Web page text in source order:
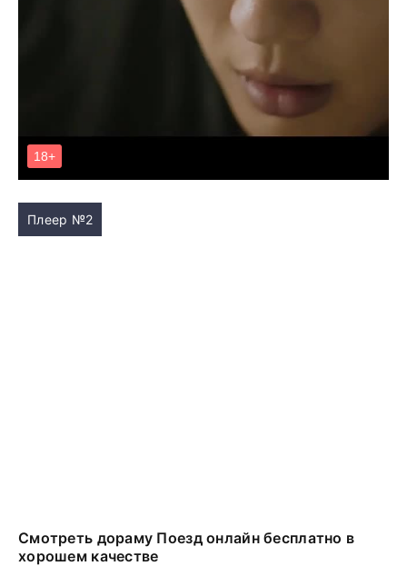
Плеер №2
Смотреть дораму Поезд онлайн бесплатно в
хорошем качестве